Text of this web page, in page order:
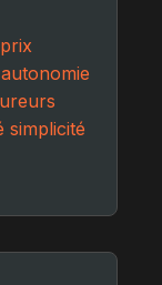
prix
autonomie
simplicité